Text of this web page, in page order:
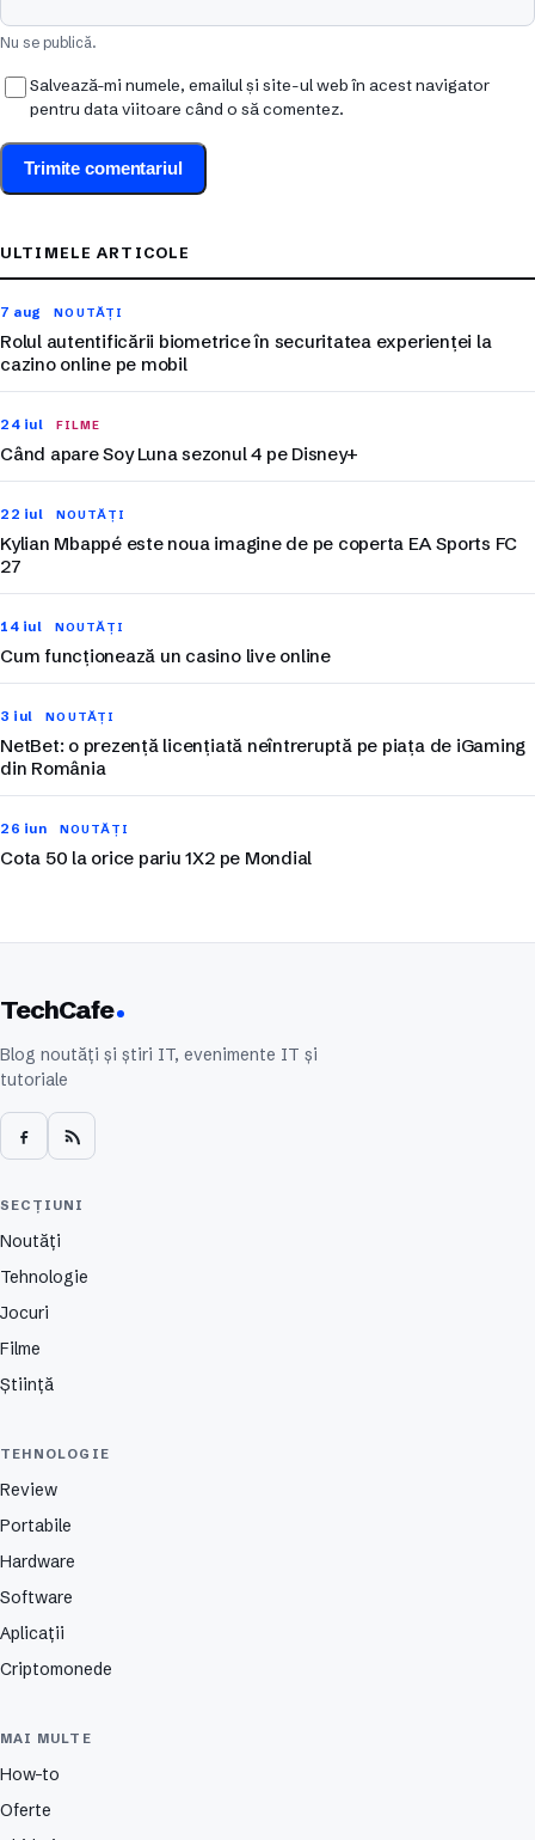
Nu se publică.
Salvează-mi numele, emailul și site-ul web în acest navigator
pentru data viitoare când o să comentez.
ULTIMELE ARTICOLE
7 aug NOUTĂȚI
Rolul autentificării biometrice în securitatea experienței la
cazino online pe mobil
24 iul FILME
Când apare Soy Luna sezonul 4 pe Disney+
22 iul NOUTĂȚI
Kylian Mbappé este noua imagine de pe coperta EA Sports FC
27
14 iul NOUTĂȚI
Cum funcționează un casino live online
3 iul NOUTĂȚI
NetBet: o prezență licențiată neîntreruptă pe piața de iGaming
din România
26 iun NOUTĂȚI
Cota 50 la orice pariu 1X2 pe Mondial
TechCafe
Blog noutăți și știri IT, evenimente IT și
tutoriale
SECȚIUNI
Noutăți
Tehnologie
Jocuri
Filme
Știință
TEHNOLOGIE
Review
Portabile
Hardware
Software
Aplicații
Criptomonede
MAI MULTE
How-to
Oferte